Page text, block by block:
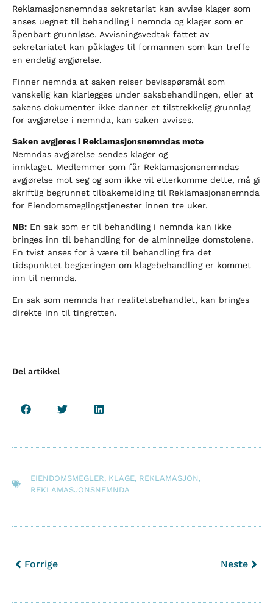
Reklamasjonsnemndas sekretariat kan avvise klager som
anses uegnet til behandling i nemnda og klager som er
åpenbart grunnløse. Avvisningsvedtak fattet av
sekretariatet kan påklages til formannen som kan treffe
en endelig avgjørelse.
Finner nemnda at saken reiser bevisspørsmål som
vanskelig kan klarlegges under saksbehandlingen, eller at
sakens dokumenter ikke danner et tilstrekkelig grunnlag
for avgjørelse i nemnda, kan saken avvises.
Saken avgjøres i Reklamasjonsnemndas møte
Nemndas avgjørelse sendes klager og
innklaget. Medlemmer som får Reklamasjonsnemndas
avgjørelse mot seg og som ikke vil etterkomme dette, må gi
skriftlig begrunnet tilbakemelding til Reklamasjonsnemnda
for Eiendomsmeglingstjenester innen tre uker.
NB: En sak som er til behandling i nemnda kan ikke
bringes inn til behandling for de alminnelige domstolene.
En tvist anses for å være til behandling fra det
tidspunktet begjæringen om klagebehandling er kommet
inn til nemnda.
En sak som nemnda har realitetsbehandlet, kan bringes
direkte inn til tingretten.
Del artikkel
EIENDOMSMEGLER, KLAGE, REKLAMASJON ,
REKLAMASJONSNEMNDA
Forrige Neste